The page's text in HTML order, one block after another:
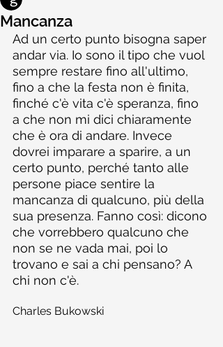
Mancanza
Ad un certo punto bisogna saper
andar via. Io sono il tipo che vuol
sempre restare fino all'ultimo,
fino a che la festa non è finita,
finché c'è vita c'è speranza, fino
a che non mi dici chiaramente
che è ora di andare. Invece
dovrei imparare a sparire, a un
certo punto, perché tanto alle
persone piace sentire la
mancanza di qualcuno, più della
sua presenza. Fanno così: dicono
che vorrebbero qualcuno che
non se ne vada mai, poi lo
trovano e sai a chi pensano? A
chi non c'è.
Charles Bukowski